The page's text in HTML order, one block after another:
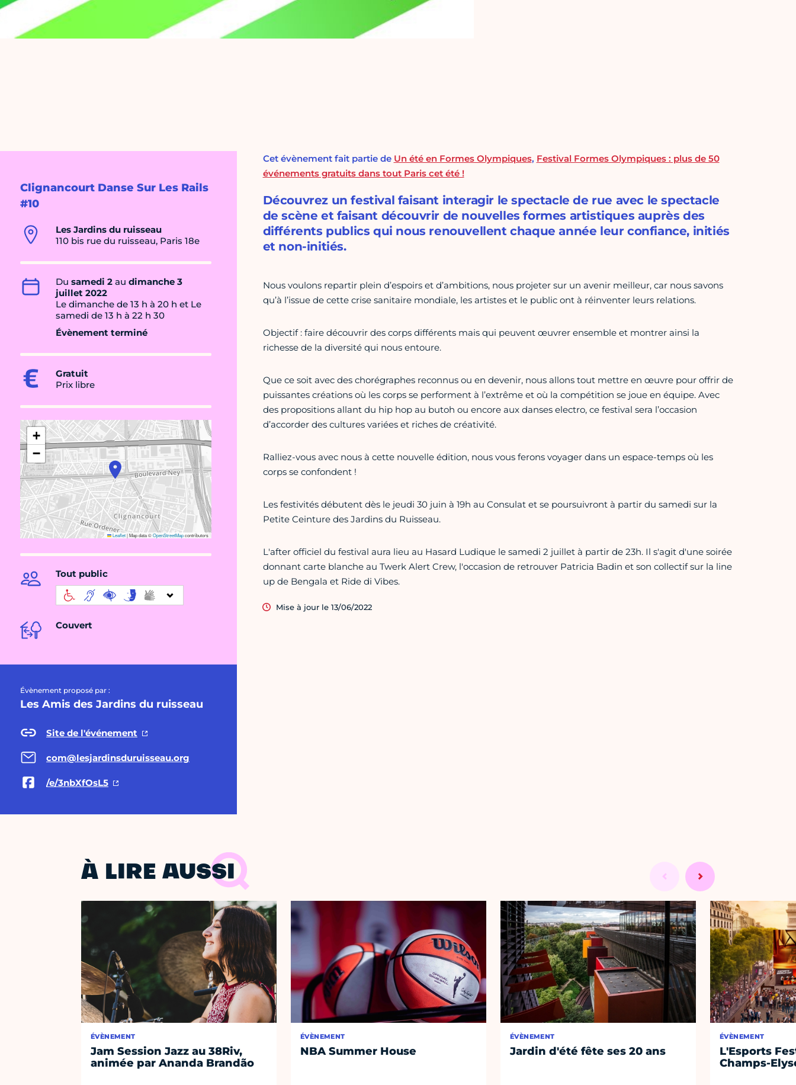
Clignancourt Danse Sur Les Rails
#10
Les Jardins du ruisseau
110 bis rue du ruisseau, Paris 18e
Du samedi 2 au dimanche 3
juillet 2022
Le dimanche de 13 h à 20 h et Le
samedi de 13 h à 22 h 30
Évènement terminé
Gratuit
Prix libre
+
−
Leaflet|Map data ©OpenStreetMapcontributors
Tout public
Couvert
Évènement proposé par :
Les Amis des Jardins du ruisseau
Site de l'événement
com@lesjardinsduruisseau.org
/e/3nbXfOsL5
Cet évènement fait partie de Un été en Formes Olympiques, Festival Formes Olympiques : plus de 50
événements gratuits dans tout Paris cet été !
Découvrez un festival faisant interagir le spectacle de rue avec le spectacle
de scène et faisant découvrir de nouvelles formes artistiques auprès des
différents publics qui nous renouvellent chaque année leur confiance, initiés
et non-initiés.
Nous voulons repartir plein d’espoirs et d’ambitions, nous projeter sur un avenir meilleur, car nous savons
qu’à l’issue de cette crise sanitaire mondiale, les artistes et le public ont à réinventer leurs relations.
Objectif : faire découvrir des corps différents mais qui peuvent œuvrer ensemble et montrer ainsi la
richesse de la diversité qui nous entoure.
Que ce soit avec des chorégraphes reconnus ou en devenir, nous allons tout mettre en œuvre pour offrir de
puissantes créations où les corps se performent à l’extrême et où la compétition se joue en équipe. Avec
des propositions allant du hip hop au butoh ou encore aux danses electro, ce festival sera l’occasion
d’accorder des cultures variées et riches de créativité.
Ralliez-vous avec nous à cette nouvelle édition, nous vous ferons voyager dans un espace-temps où les
corps se confondent !
Les festivités débutent dès le jeudi 30 juin à 19h au Consulat et se poursuivront à partir du samedi sur la
Petite Ceinture des Jardins du Ruisseau.
L'after officiel du festival aura lieu au Hasard Ludique le samedi 2 juillet à partir de 23h. Il s'agit d'une soirée
donnant carte blanche au Twerk Alert Crew, l'occasion de retrouver Patricia Badin et son collectif sur la line
up de Bengala et Ride di Vibes.
Mise à jour le 13/06/2022
À LIRE AUSSI
ÉVÈNEMENT
Jam Session Jazz au 38Riv,
animée par Ananda Brandão
ÉVÈNEMENT
NBA Summer House
ÉVÈNEMENT
Jardin d'été fête ses 20 ans
ÉVÈNEMENT
L'Esports
Champs-